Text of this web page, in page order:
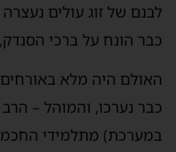
של זוג עולים נעצרה
הונח על ברכי הסנדק,
היה מלא באורחים,
נערכו, והמוהל – הרב
מתלמידי החכמים